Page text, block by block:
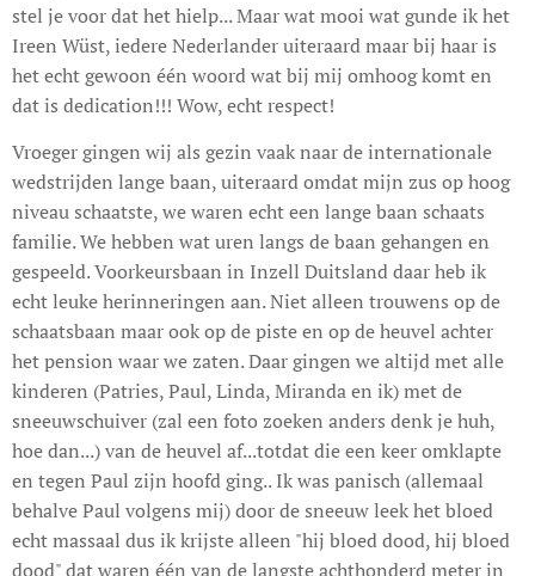
stel je voor dat het hielp... Maar wat mooi wat gunde ik het
Ireen Wüst, iedere Nederlander uiteraard maar bij haar is
het echt gewoon één woord wat bij mij omhoog komt en
dat is dedication!!! Wow, echt respect!
Vroeger gingen wij als gezin vaak naar de internationale
wedstrijden lange baan, uiteraard omdat mijn zus op hoog
niveau schaatste, we waren echt een lange baan schaats
familie. We hebben wat uren langs de baan gehangen en
gespeeld. Voorkeursbaan in Inzell Duitsland daar heb ik
echt leuke herinneringen aan. Niet alleen trouwens op de
schaatsbaan maar ook op de piste en op de heuvel achter
het pension waar we zaten. Daar gingen we altijd met alle
kinderen (Patries, Paul, Linda, Miranda en ik) met de
sneeuwschuiver (zal een foto zoeken anders denk je huh,
hoe dan...) van de heuvel af...totdat die een keer omklapte
en tegen Paul zijn hoofd ging.. Ik was panisch (allemaal
behalve Paul volgens mij) door de sneeuw leek het bloed
echt massaal dus ik krijste alleen "hij bloed dood, hij bloed
dood" dat waren één van de langste achthonderd meter in